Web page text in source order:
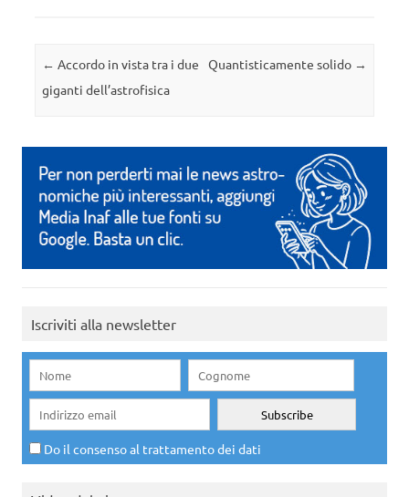
Navigazione articolo
← Accordo in vista tra i due
giganti dell’astrofisica
Quantisticamente solido →
Iscriviti alla newsletter
Do il consenso al trattamento dei dati